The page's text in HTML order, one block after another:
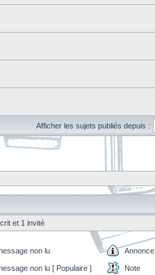
Afficher les sujets publiés depuis :
et 1 invité
non lu Annonce
non lu [ Populaire ] Note